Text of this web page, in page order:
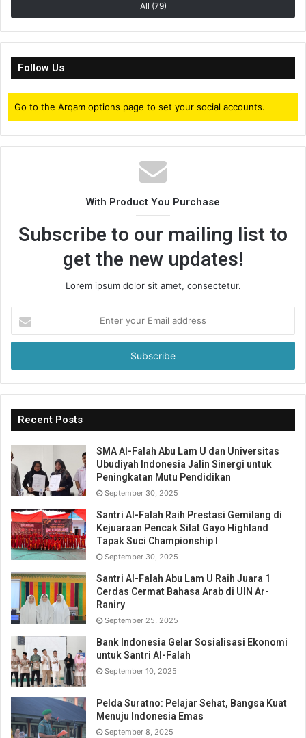
All (79)
Follow Us
Go to the Arqam options page to set your social accounts.
With Product You Purchase
Subscribe to our mailing list to
get the new updates!
Lorem ipsum dolor sit amet, consectetur.
your
Email
Recent Posts
SMA Al-Falah Abu Lam U dan Universitas
Ubudiyah Indonesia Jalin Sinergi untuk
Peningkatan Mutu Pendidikan
September 30, 2025
Santri Al-Falah Raih Prestasi Gemilang di
Kejuaraan Pencak Silat Gayo Highland
Tapak Suci Championship I
September 30, 2025
Santri Al-Falah Abu Lam U Raih Juara 1
Cerdas Cermat Bahasa Arab di UIN Ar-
Raniry
September 25, 2025
Bank Indonesia Gelar Sosialisasi Ekonomi
untuk Santri Al-Falah
September 10, 2025
Pelda Suratno: Pelajar Sehat, Bangsa Kuat
Menuju Indonesia Emas
September 8, 2025